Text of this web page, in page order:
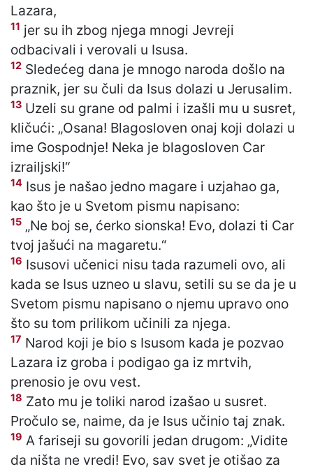
Lazara,
11 jer su ih zbog njega mnogi Jevreji
odbacivali i verovali u Isusa.
12 Sledećeg dana je mnogo naroda došlo na
praznik, jer su čuli da Isus dolazi u Jerusalim.
13 Uzeli su grane od palmi i izašli mu u susret,
kličući: „Osana! Blagosloven onaj koji dolazi u
ime Gospodnje! Neka je blagosloven Car
izrailjski!“
14 Isus je našao jedno magare i uzjahao ga,
kao što je u Svetom pismu napisano:
15 „Ne boj se, ćerko sionska! Evo, dolazi ti Car
tvoj jašući na magaretu.“
16 Isusovi učenici nisu tada razumeli ovo, ali
kada se Isus uzneo u slavu, setili su se da je u
Svetom pismu napisano o njemu upravo ono
što su tom prilikom učinili za njega.
17 Narod koji je bio s Isusom kada je pozvao
Lazara iz groba i podigao ga iz mrtvih,
prenosio je ovu vest.
18 Zato mu je toliki narod izašao u susret.
Pročulo se, naime, da je Isus učinio taj znak.
19 A fariseji su govorili jedan drugom: „Vidite
da ništa ne vredi! Evo, sav svet je otišao za